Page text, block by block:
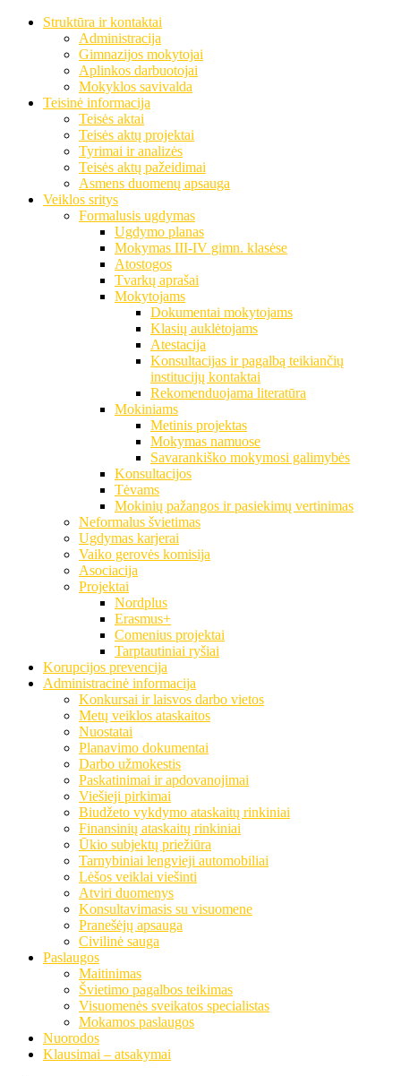
Struktūra ir kontaktai
Administracija
Gimnazijos mokytojai
Aplinkos darbuotojai
Mokyklos savivalda
Teisinė informacija
Teisės aktai
Teisės aktų projektai
Tyrimai ir analizės
Teisės aktų pažeidimai
Asmens duomenų apsauga
Veiklos sritys
Formalusis ugdymas
Ugdymo planas
Mokymas III-IV gimn. klasėse
Atostogos
Tvarkų aprašai
Mokytojams
Dokumentai mokytojams
Klasių auklėtojams
Atestacija
Konsultacijas ir pagalbą teikiančių
institucijų kontaktai
Rekomenduojama literatūra
Mokiniams
Metinis projektas
Mokymas namuose
Savarankiško mokymosi galimybės
Konsultacijos
Tėvams
Mokinių pažangos ir pasiekimų vertinimas
Neformalus švietimas
Ugdymas karjerai
Vaiko gerovės komisija
Asociacija
Projektai
Nordplus
Erasmus+
Comenius projektai
Tarptautiniai ryšiai
Korupcijos prevencija
Administracinė informacija
Konkursai ir laisvos darbo vietos
Metų veiklos ataskaitos
Nuostatai
Planavimo dokumentai
Darbo užmokestis
Paskatinimai ir apdovanojimai
Viešieji pirkimai
Biudžeto vykdymo ataskaitų rinkiniai
Finansinių ataskaitų rinkiniai
Ūkio subjektų priežiūra
Tarnybiniai lengvieji automobiliai
Lėšos veiklai viešinti
Atviri duomenys
Konsultavimasis su visuomene
Pranešėjų apsauga
Civilinė sauga
Paslaugos
Maitinimas
Švietimo pagalbos teikimas
Visuomenės sveikatos specialistas
Mokamos paslaugos
Nuorodos
Klausimai – atsakymai